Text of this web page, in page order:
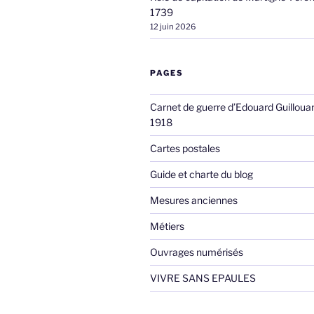
1739
12 juin 2026
PAGES
Carnet de guerre d’Edouard
1918
Cartes postales
Guide et charte du blog
Mesures anciennes
Métiers
Ouvrages numérisés
VIVRE SANS EPAULES